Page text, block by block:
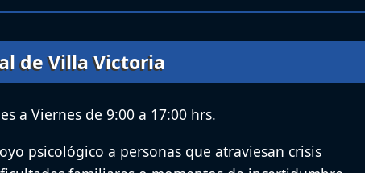
de Villa Victoria
a Viernes de 9:00 a 17:00 hrs.
psicológico a personas que atraviesan crisis